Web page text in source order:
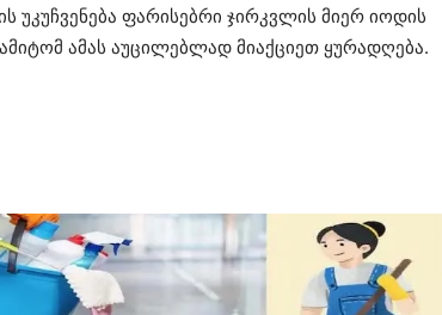
უკუჩვენება ფარისებრი ჯირკვლის მიერ იოდის
ამას აუცილებლად მიაქციეთ ყურადღება.